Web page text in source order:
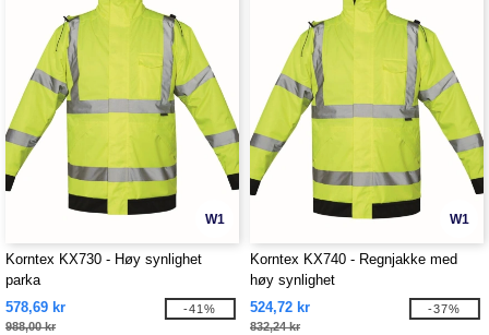
W1
Korntex KX730 - Høy synlighet
parka
578,69 kr
988,00 kr
-41%
W1
Korntex KX740 - Regnjakke med
høy synlighet
524,72 kr
832,24 kr
-37%